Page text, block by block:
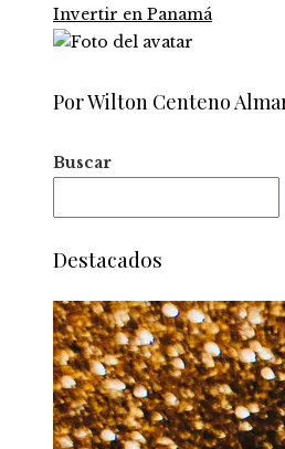
Invertir en Panamá
Por Wilton Centeno
Buscar
Destacados